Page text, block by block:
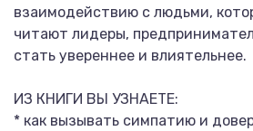
взаимодействию с людьми,
читают лидеры,
стать увереннее и влиятельнее.
ИЗ КНИГИ ВЫ УЗНАЕТЕ:
* как вызывать симпатию и